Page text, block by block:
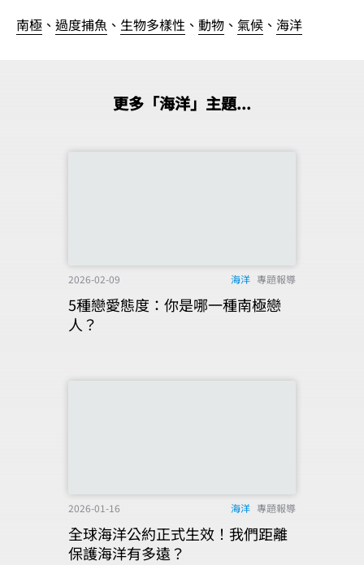
南極 、 過度捕魚 、 生物多樣性 、 動物 、 氣候 、 海洋
更多「海洋」主題...
2026-02-09 海洋 專題報導
5種戀愛態度：你是哪一種南極戀
人？
2026-01-16 海洋 專題報導
全球海洋公約正式生效！我們距離
保護海洋有多遠？